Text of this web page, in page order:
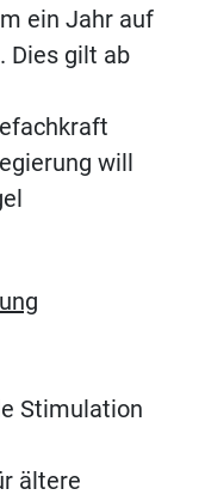
ein Jahr auf
Dies gilt ab
will
Stimulation
ältere